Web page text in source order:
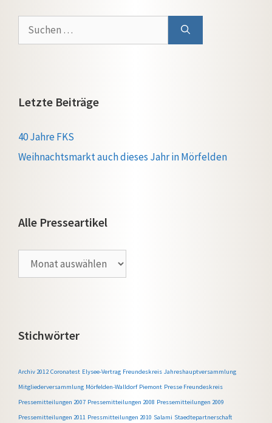
Suchen
nach:
Letzte Beiträge
40 Jahre FKS
Weihnachtsmarkt auch dieses Jahr in Mörfelden
Alle Presseartikel
Presseartikel
Stichwörter
Archiv 2012 Coronatest Elysee-Vertrag Freundeskreis Jahreshauptversammlung
Mitgliederversammlung Mörfelden-Walldorf Piemont Presse Freundeskreis
Pressemitteilungen 2007 Pressemitteilungen 2008 Pressemitteilungen 2009
Pressemitteilungen 2011 Pressmitteilungen 2010 Salami Staedtepartnerschaft